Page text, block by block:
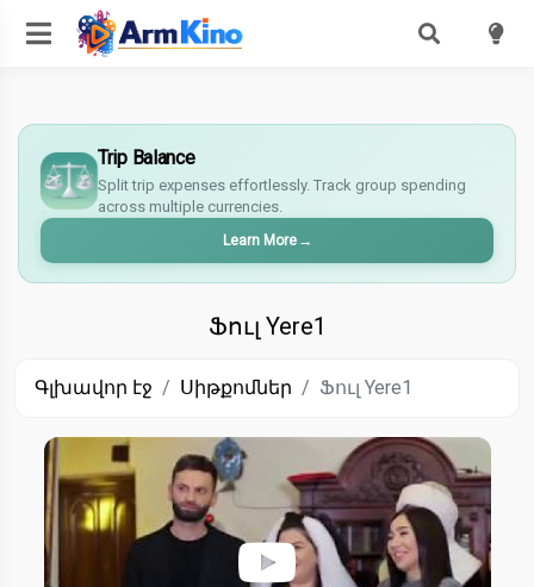
Trip Balance
Split trip expenses effortlessly. Track group spending
across multiple currencies.
Learn More →
$
€
¥
£
Ֆուլ Yere1
Գլխավոր էջ Սիթքոմներ Ֆուլ Yere1